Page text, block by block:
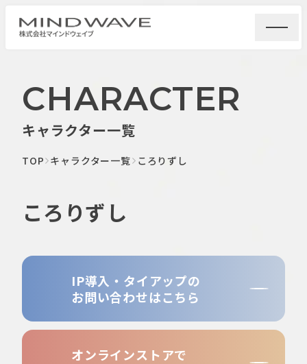
CHARACTER
キャラクター一覧
TOP キャラクター一覧 ころりずし
ころりずし
IP導入・タイアップの
お問い合わせはこちら
オンラインストアで